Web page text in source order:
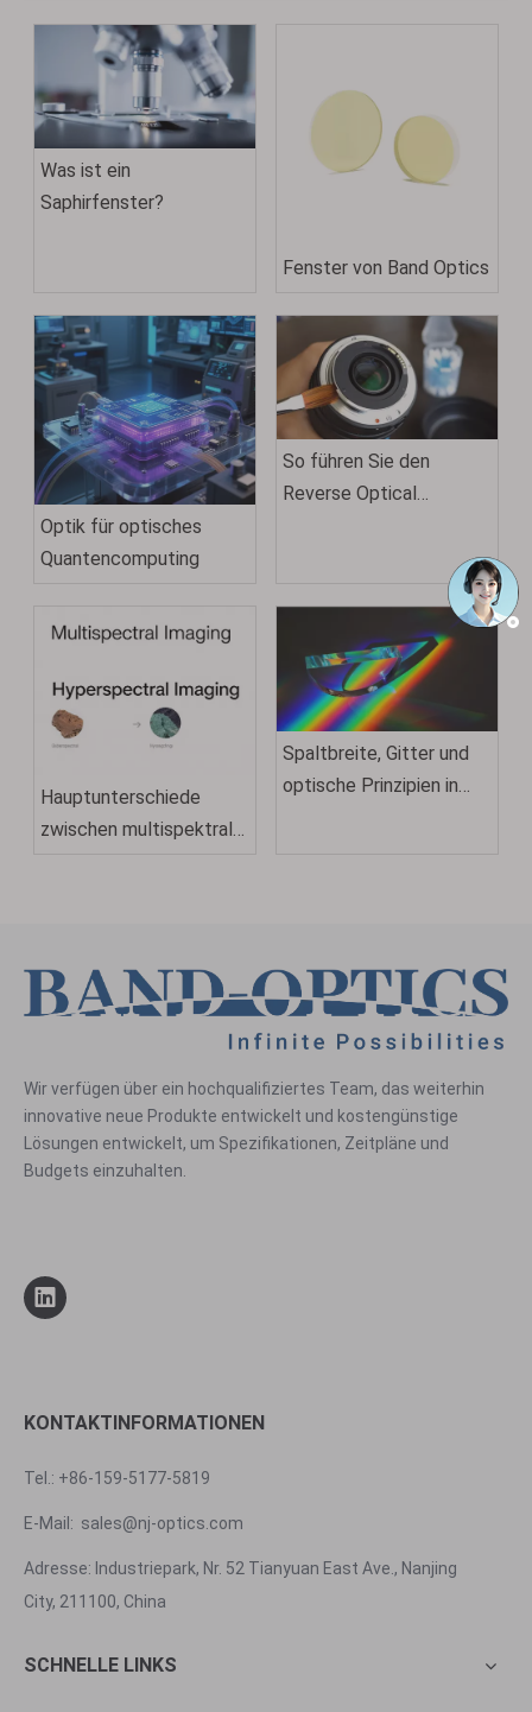
Was ist ein
Saphirfenster?
Fenster von Band Optics
Optik für optisches
Quantencomputing
So führen Sie den
Reverse Optical
Schritt für Schritt durch
Hauptunterschiede
zwischen multispektraler
Spaltbreite, Gitter und
optische Prinzipien in
Wir verfügen über ein hochqualifiziertes Team, das weiterhin
innovative neue Produkte entwickelt und kostengünstige
Lösungen entwickelt, um Spezifikationen, Zeitpläne und
Budgets einzuhalten.
KONTAKTINFORMATIONEN
Tel.: +86-159-5177-5819
E-Mail: sales@nj-optics.com
Adresse: Industriepark, Nr. 52 Tianyuan East Ave., Nanjing
City, 211100, China
SCHNELLE LINKS